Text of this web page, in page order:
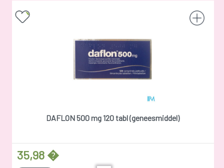
DAFLON 500 mg 120 tabl (geneesmiddel)
35,98 �